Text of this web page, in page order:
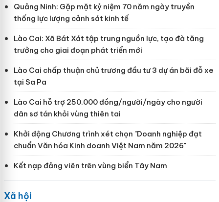
Quảng Ninh: Gặp mặt kỷ niệm 70 năm ngày truyền
thống lực lượng cảnh sát kinh tế
Lào Cai: Xã Bát Xát tập trung nguồn lực, tạo đà tăng
trưởng cho giai đoạn phát triển mới
Lào Cai chấp thuận chủ trương đầu tư 3 dự án bãi đỗ xe
tại Sa Pa
Lào Cai hỗ trợ 250.000 đồng/người/ngày cho người
dân sơ tán khỏi vùng thiên tai
Khởi động Chương trình xét chọn "Doanh nghiệp đạt
chuẩn Văn hóa Kinh doanh Việt Nam năm 2026"
Kết nạp đảng viên trên vùng biển Tây Nam
Xã hội